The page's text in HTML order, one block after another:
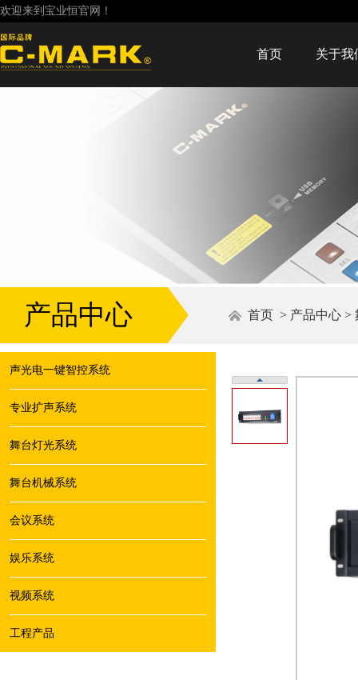
欢迎来到宝业恒官网！
首页 关于我
产品中心 首页 > 产品中心 >
声光电一键智控系统
专业扩声系统
舞台灯光系统
舞台机械系统
会议系统
娱乐系统
视频系统
工程产品